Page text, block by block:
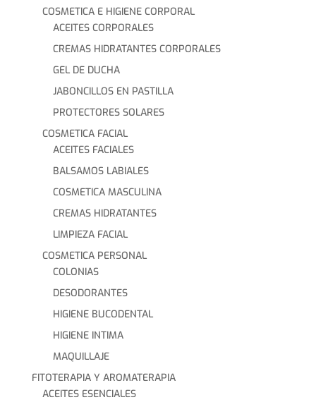
COSMETICA E HIGIENE CORPORAL
ACEITES CORPORALES
CREMAS HIDRATANTES CORPORALES
GEL DE DUCHA
JABONCILLOS EN PASTILLA
PROTECTORES SOLARES
COSMETICA FACIAL
ACEITES FACIALES
BALSAMOS LABIALES
COSMETICA MASCULINA
CREMAS HIDRATANTES
LIMPIEZA FACIAL
COSMETICA PERSONAL
COLONIAS
DESODORANTES
HIGIENE BUCODENTAL
HIGIENE INTIMA
MAQUILLAJE
FITOTERAPIA Y AROMATERAPIA
ACEITES ESENCIALES